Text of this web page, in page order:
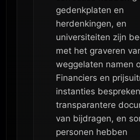
gedenkplaten en
herdenkingen, en
universiteiten zijn
met het graveren
weggelaten namen
Financiers en
instanties bespreken
transparantere
van bijdragen, en
personen hebben